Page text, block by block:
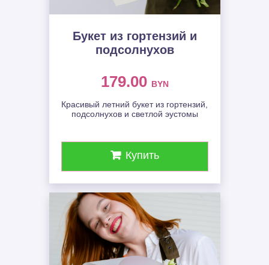
Букет из гортензий и
подсолнухов
179.00 BYN
Красивый летний букет из гортензий,
подсолнухов и светлой эустомы
Купить